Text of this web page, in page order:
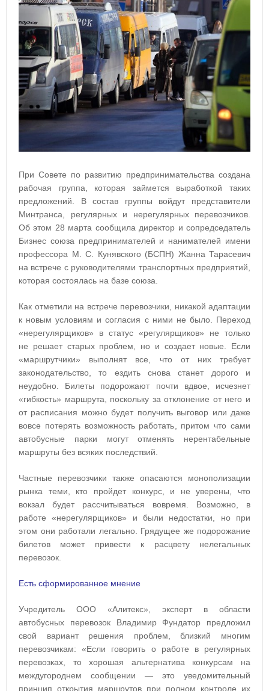
При Совете по развитию предпринимательства создана
рабочая группа, которая займется выработкой таких
предложений. В состав группы войдут представители
Минтранса, регулярных и нерегулярных перевозчиков.
Об этом 28 марта сообщила директор и сопредседатель
Бизнес союза предпринимателей и нанимателей имени
профессора М. С. Кунявского (БСПН) Жанна Тарасевич
на встрече с руководителями транспортных предприятий,
которая состоялась на базе союза.
Как отметили на встрече перевозчики, никакой адаптации
к новым условиям и согласия с ними не было. Переход
«нерегулярщиков» в статус «регулярщиков» не только
не решает старых проблем, но и создает новые. Если
«маршрутчики» выполнят все, что от них требует
законодательство, то ездить снова станет дорого и
неудобно. Билеты подорожают почти вдвое, исчезнет
«гибкость» маршрута, поскольку за отклонение от него и
от расписания можно будет получить выговор или даже
вовсе потерять возможность работать, притом что сами
автобусные парки могут отменять нерентабельные
маршруты без всяких последствий.
Частные перевозчики также опасаются монополизации
рынка теми, кто пройдет конкурс, и не уверены, что
вокзал будет рассчитываться вовремя. Возможно, в
работе «нерегулярщиков» и были недостатки, но при
этом они работали легально. Грядущее же подорожание
билетов может привести к расцвету нелегальных
перевозок.
Есть сформированное мнение
Учредитель ООО «Алитекс», эксперт в области
автобусных перевозок Владимир Фундатор предложил
свой вариант решения проблем, близкий многим
перевозчикам: «Если говорить о работе в регулярных
перевозках, то хорошая альтернатива конкурсам на
междугороднем сообщении — это уведомительный
принцип открытия маршрутов при полном контроле их